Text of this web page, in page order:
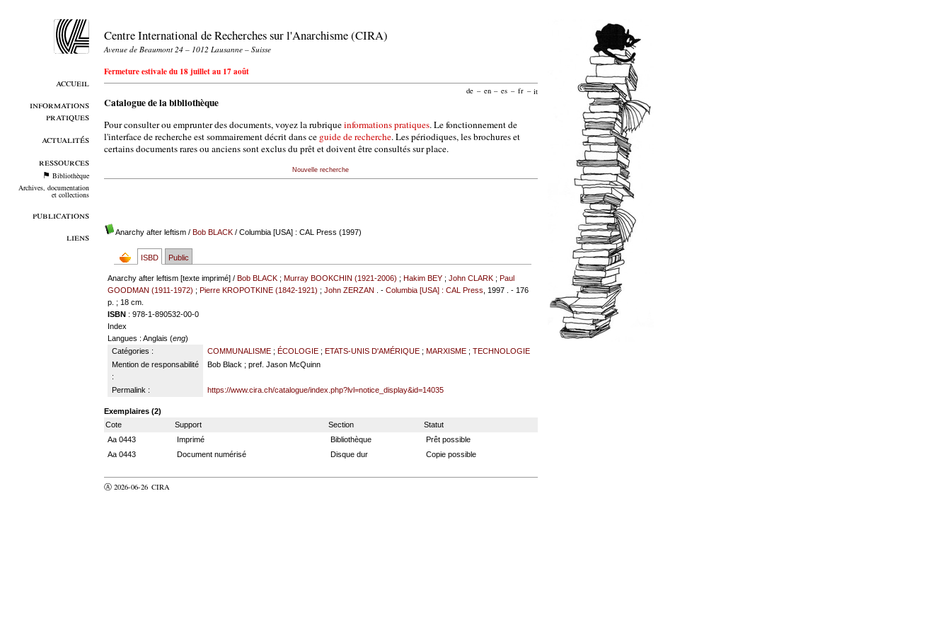
accueil
informations
pratiques
actualités
ressources
Bibliothèque
Archives, documentation
et collections
publications
liens
Centre International de Recherches sur l'Anarchisme (CIRA)
Avenue de Beaumont 24 – 1012 Lausanne – Suisse
Fermeture estivale du 18 juillet au 17 août
de – en – es – fr – it
Catalogue de la bibliothèque
Pour consulter ou emprunter des documents, voyez la rubriqueinformations pratiques. Le fonctionnement de
l'interface de recherche est sommairement décrit dans ce guide de recherche. Les périodiques, les brochures et
certains documents rares ou anciens sont exclus du prêt et doivent être consultés sur place.
Nouvelle recherche
Anarchy after leftism/ Bob BLACK/ Columbia [USA] : CAL Press (1997)
ISBD Public
Anarchy after leftism [texte imprimé] /Bob BLACK ;Murray BOOKCHIN (1921-2006) ;Hakim BEY ;John CLARK ;Paul
GOODMAN (1911-1972) ;Pierre KROPOTKINE (1842-1921) ;John ZERZAN . -Columbia [USA] : CAL Press
, 1997 . - 176
p. ; 18 cm.
ISBN : 978-1-890532-00-0
Index
Langues : Anglais (eng)
Catégories :
COMMUNALISME; ÉCOLOGIE; ETATS-UNIS D'AMÉRIQUE; MARXISME; TECHNOLOGIE
Mention de responsabilité
:
Bob Black ; pref. Jason McQuinn
Permalink : https://www.cira.ch/catalogue/index.php?lvl=notice_display&id=14035
Exemplaires (2)
Cote
Support Section
Statut
Aa 0443
Imprimé Bibliothèque
Prêt possible
Aa 0443
Document numérisé Disque dur Copie possible
Ⓐ 2026-06-26 CIRA